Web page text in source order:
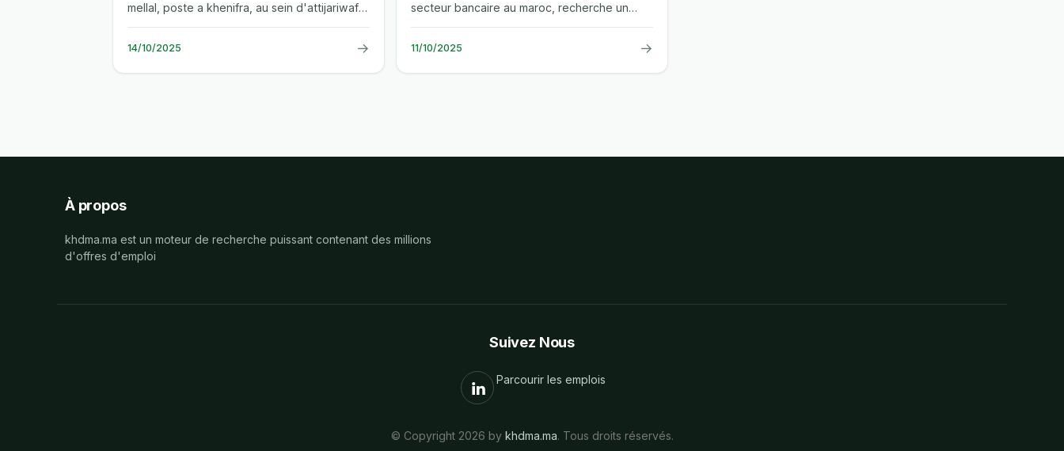
mellal, poste a khenifra, au sein d'attijariwafa
bank, banque universelle de...
14/10/2025 →
secteur bancaire au maroc, recherche un
gestionnaire clientele pour ses agences...
11/10/2025 →
À propos
khdma.ma est un moteur de recherche puissant contenant des millions
d'offres d'emploi
Suivez Nous
Parcourir les emplois
© Copyright 2026 by khdma.ma. Tous droits réservés.